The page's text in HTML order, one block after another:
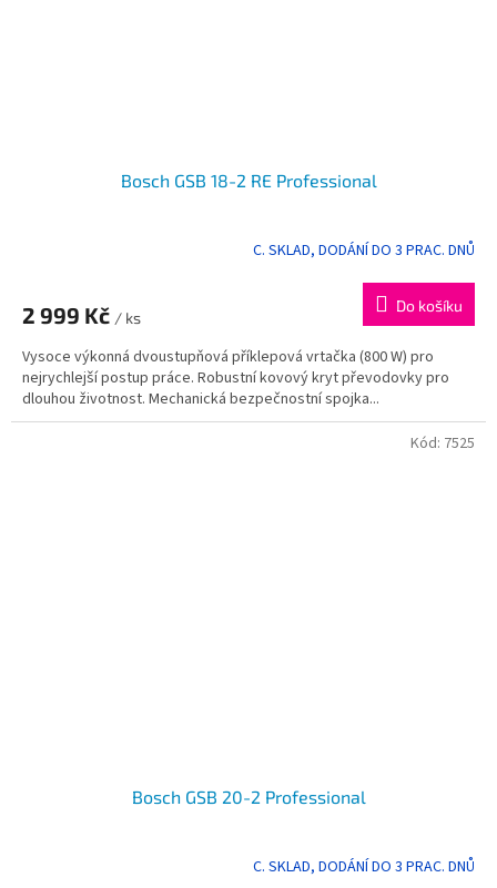
Bosch GSB 18-2 RE Professional
je
z
5
hvězdiček.
C. SKLAD, DODÁNÍ DO 3 PRAC. DNŮ
2 999 Kč / ks
Do košíku
Vysoce výkonná dvoustupňová příklepová vrtačka (800 W) pro
nejrychlejší postup práce. Robustní kovový kryt převodovky pro
dlouhou životnost. Mechanická bezpečnostní spojka...
Bosch GSB 20-2 Professional
C. SKLAD, DODÁNÍ DO 3 PRAC. DNŮ
Kód: 7525